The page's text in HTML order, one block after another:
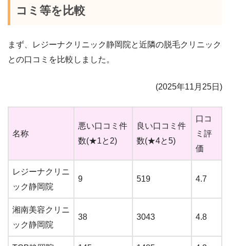
コミ等を比較
まず、レジーナクリニック静岡 院と近隣の脱毛クリニック
との口コミを比較しました。
(2025年11 月 25日)
名称
悪い口コミ件
数(★1と2)
良い口コミ件
数(★4と5)
口コ
ミ評
価
レジーナクリニ
ック静岡院
9 519 4.7
湘南美容クリニ
ック静岡院
38 3043 4.8